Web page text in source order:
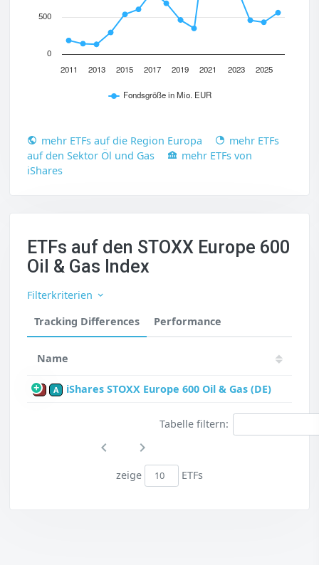
Fondsgröße in Mio. EUR
2011 2013 2015 2017 2019 2021 2023 2025
0
500
mehr ETFs auf die Region Europa
mehr ETFs
auf den Sektor Öl und Gas
mehr ETFs von
iShares
ETFs auf den STOXX Europe 600
Oil & Gas Index
Filterkriterien
Tracking Differences
Performance
Name
P A iShares STOXX Europe 600 Oil & Gas (DE)
Tabelle filtern:
zeige ETFs